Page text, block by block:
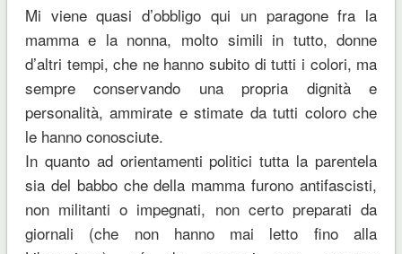
Mi viene quasi d’obbligo qui un paragone fra la
mamma e la nonna, molto simili in tutto, donne
d’altri tempi, che ne hanno subito di tutti i colori, ma
sempre conservando una propria dignità e
personalità, ammirate e stimate da tutti coloro che
le hanno conosciute.
In quanto ad orientamenti politici tutta la parentela
sia del babbo che della mamma furono antifascisti,
non militanti o impegnati, non certo preparati da
giornali (che non hanno mai letto fino alla